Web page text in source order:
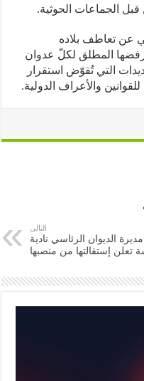
الحوثية.
بلاده
المطلق لكلّ عدوان
التي تُقوّض استقرار
والأعراف الدولية.
الرئاسي نادية
إستقالتها من منصبها